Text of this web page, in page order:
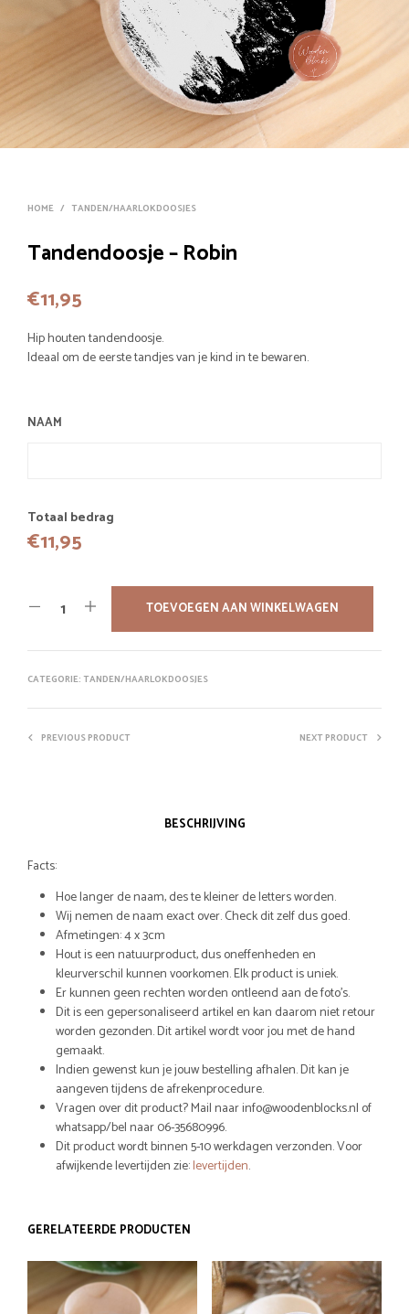
HOME / TANDEN/HAARLOKDOOSJES
Tandendoosje – Robin
€11,95
Hip houten tandendoosje.
Ideaal om de eerste tandjes van je kind in te bewaren.
NAAM
Totaal bedrag
€11,95
TOEVOEGEN AAN WINKELWAGEN
CATEGORIE:TANDEN/HAARLOKDOOSJES
PREVIOUS PRODUCT NEXT PRODUCT
BESCHRIJVING
Facts:
Hoe langer de naam, des te kleiner de letters worden.
Wij nemen de naam exact over. Check dit zelf dus goed.
Afmetingen: 4 x 3cm
Hout is een natuurproduct, dus oneffenheden en
kleurverschil kunnen voorkomen. Elk product is uniek.
Er kunnen geen rechten worden ontleend aan de foto’s.
Dit is een gepersonaliseerd artikel en kan daarom niet retour
worden gezonden. Dit artikel wordt voor jou met de hand
gemaakt.
Indien gewenst kun je jouw bestelling afhalen. Dit kan je
aangeven tijdens de afrekenprocedure.
Vragen over dit product? Mail naar info@woodenblocks.nl of
whatsapp/bel naar 06-35680996.
Dit product wordt binnen 5-10 werkdagen verzonden. Voor
afwijkende levertijden zie:levertijden.
GERELATEERDE PRODUCTEN